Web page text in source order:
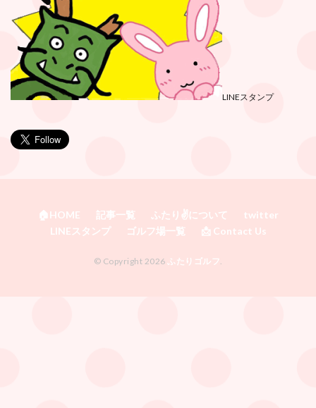
LINEスタンプ
🏠HOME 記事一覧 ふたり✌️について
twitter
LINEスタンプ
ゴルフ場一覧 📩 Contact Us
© Copyright 2026 ふたりゴルフ.